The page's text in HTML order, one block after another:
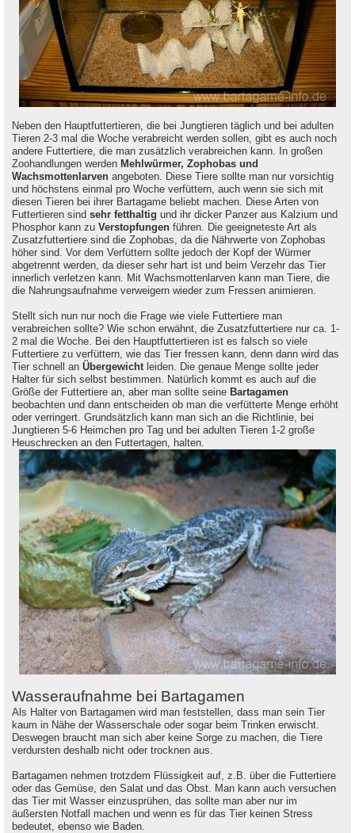
Neben den Hauptfuttertieren, die bei Jungtieren täglich und bei adulten
Tieren 2-3 mal die Woche verabreicht werden sollen, gibt es auch noch
andere Futtertiere, die man zusätzlich verabreichen kann. In großen
Zoohandlungen werden Mehlwürmer, Zophobas und
Wachsmottenlarven angeboten. Diese Tiere sollte man nur vorsichtig
und höchstens einmal pro Woche verfüttern, auch wenn sie sich mit
diesen Tieren bei ihrer Bartagame beliebt machen. Diese Arten von
Futtertieren sind sehr fetthaltig und ihr dicker Panzer aus Kalzium und
Phosphor kann zu Verstopfungen führen. Die geeigneteste Art als
Zusatzfuttertiere sind die Zophobas, da die Nährwerte von Zophobas
höher sind. Vor dem Verfüttern sollte jedoch der Kopf der Würmer
abgetrennt werden, da dieser sehr hart ist und beim Verzehr das Tier
innerlich verletzen kann. Mit Wachsmottenlarven kann man Tiere, die
die Nahrungsaufnahme verweigern wieder zum Fressen animieren.
Stellt sich nun nur noch die Frage wie viele Futtertiere man
verabreichen sollte? Wie schon erwähnt, die Zusatzfuttertiere nur ca. 1-
2 mal die Woche. Bei den Hauptfuttertieren ist es falsch so viele
Futtertiere zu verfüttern, wie das Tier fressen kann, denn dann wird das
Tier schnell an Übergewichtleiden. Die genaue Menge sollte jeder
Halter für sich selbst bestimmen. Natürlich kommt es auch auf die
Größe der Futtertiere an, aber man sollte seine Bartagamen
beobachten und dann entscheiden ob man die verfütterte Menge erhöht
oder verringert. Grundsätzlich kann man sich an die Richtlinie, bei
Jungtieren 5-6 Heimchen pro Tag und bei adulten Tieren 1-2 große
Heuschrecken an den Futtertagen, halten.
Wasseraufnahme bei Bartagamen
Als Halter von Bartagamen wird man feststellen, dass man sein Tier
kaum in Nähe der Wasserschale oder sogar beim Trinken erwischt.
Deswegen braucht man sich aber keine Sorge zu machen, die Tiere
verdursten deshalb nicht oder trocknen aus.
Bartagamen nehmen trotzdem Flüssigkeit auf, z.B. über die Futtertiere
oder das Gemüse, den Salat und das Obst. Man kann auch versuchen
das Tier mit Wasser einzusprühen, das sollte man aber nur im
äußersten Notfall machen und wenn es für das Tier keinen Stress
bedeutet, ebenso wie Baden.